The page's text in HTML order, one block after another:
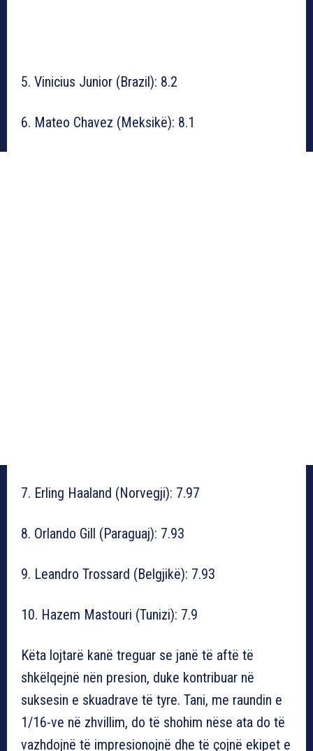
5. Vinicius Junior (Brazil): 8.2
6. Mateo Chavez (Meksikë): 8.1
7. Erling Haaland (Norvegji): 7.97
8. Orlando Gill (Paraguaj): 7.93
9. Leandro Trossard (Belgjikë): 7.93
10. Hazem Mastouri (Tunizi): 7.9
Këta lojtarë kanë treguar se janë të aftë të
shkëlqejnë nën presion, duke kontribuar në
suksesin e skuadrave të tyre. Tani, me raundin e
1/16-ve në zhvillim, do të shohim nëse ata do të
vazhdojnë të impresionojnë dhe të çojnë ekipet e